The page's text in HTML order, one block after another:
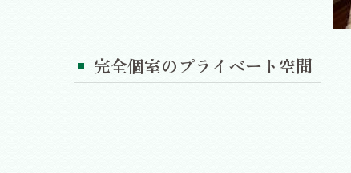
完全個室のプライベート空間